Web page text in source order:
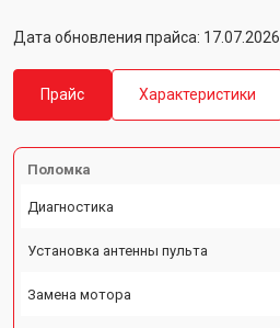
Дата обновления прайса: 17.07.2026
Прайс Характеристики
Поломка
Диагностика
Установка антенны пульта
Замена мотора